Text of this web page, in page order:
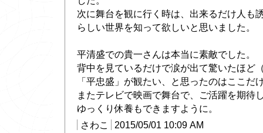
次に舞台を観に行く時は、出来るだけ人も
らしい世界を知って欲しいと思いました。
平清盛での貴一さんは本当に素敵でした。
背中を見ているだけで涙が出て驚いたほど
「平忠盛」が観たい、と思ったのはここだ
またテレビで映画で舞台で、ご活躍を期待
ゆっくり休養もできますように。
さわこ
2015/05/01 10:09 AM